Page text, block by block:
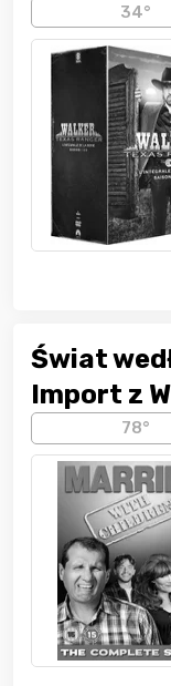
34°
Świat według
Import z
78°